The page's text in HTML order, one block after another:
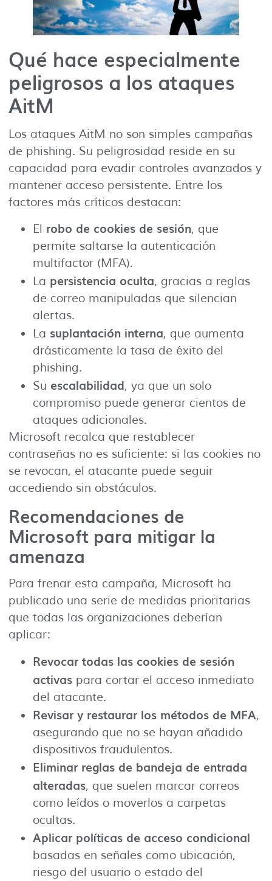
Qué hace especialmente
peligrosos a los ataques
AitM
Los ataques AitM no son simples campañas
de phishing. Su peligrosidad reside en su
capacidad para evadir controles avanzados y
mantener acceso persistente. Entre los
factores más críticos destacan:
El robo de cookies de sesión, que
permite saltarse la autenticación
multifactor (MFA).
La persistencia oculta, gracias a reglas
de correo manipuladas que silencian
alertas.
La suplantación interna, que aumenta
drásticamente la tasa de éxito del
phishing.
Su escalabilidad, ya que un solo
compromiso puede generar cientos de
ataques adicionales.
Microsoft recalca que restablecer
contraseñas no es suficiente: si las cookies no
se revocan, el atacante puede seguir
accediendo sin obstáculos.
Recomendaciones de
Microsoft para mitigar la
amenaza
Para frenar esta campaña, Microsoft ha
publicado una serie de medidas prioritarias
que todas las organizaciones deberían
aplicar:
Revocar todas las cookies de sesión
activas para cortar el acceso inmediato
del atacante.
Revisar y restaurar los métodos de MFA,
asegurando que no se hayan añadido
dispositivos fraudulentos.
Eliminar reglas de bandeja de entrada
alteradas, que suelen marcar correos
como leídos o moverlos a carpetas
ocultas.
Aplicar políticas de acceso condicional
basadas en señales como ubicación,
riesgo del usuario o estado del